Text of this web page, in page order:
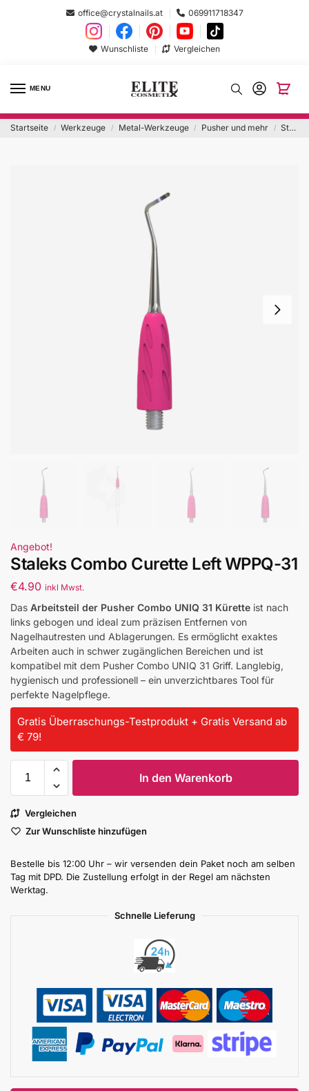
office@crystalnails.at 069911718347
Wunschliste Vergleichen
MENU
Startseite / Werkzeuge / Metal-Werkzeuge / Pusher und mehr / Staleks Combo Curette Left WPPQ-31
Angebot!
Staleks Combo Curette Left WPPQ-31
€4.90 inkl Mwst.
Das Arbeitsteil der Pusher Combo UNIQ 31 Kürette ist nach
links gebogen und ideal zum präzisen Entfernen von
Nagelhautresten und Ablagerungen. Es ermöglicht exaktes
Arbeiten auch in schwer zugänglichen Bereichen und ist
kompatibel mit dem Pusher Combo UNIQ 31 Griff. Langlebig,
hygienisch und professionell – ein unverzichtbares Tool für
perfekte Nagelpflege.
Gratis Überraschungs-Testprodukt + Gratis Versand ab
€ 79!
In den Warenkorb
Vergleichen
Zur Wunschliste hinzufügen
Bestelle bis 12:00 Uhr – wir versenden dein Paket noch am selben
Tag mit DPD. Die Zustellung erfolgt in der Regel am nächsten
Werktag.
Schnelle Lieferung